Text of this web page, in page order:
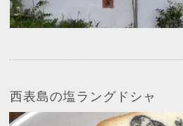
西表島の塩ラングドシャ